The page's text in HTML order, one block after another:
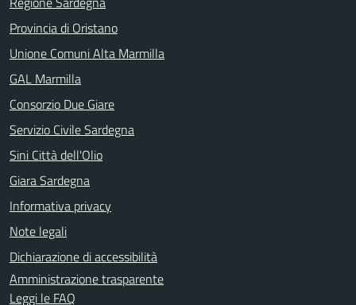
Provincia di Oristano
Unione Comuni Alta Marmilla
GAL Marmilla
Consorzio Due Giare
Servizio Civile Sardegna
Sini Città dell'Olio
Giara Sardegna
Informativa privacy
Note legali
Dichiarazione di accessibilità
Amministrazione trasparente
Leggi le FAQ